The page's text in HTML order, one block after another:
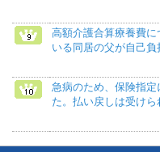
高額介護合算療養費
いる同居の父が自己
急病のため、保険指
た。払い戻しは受けら